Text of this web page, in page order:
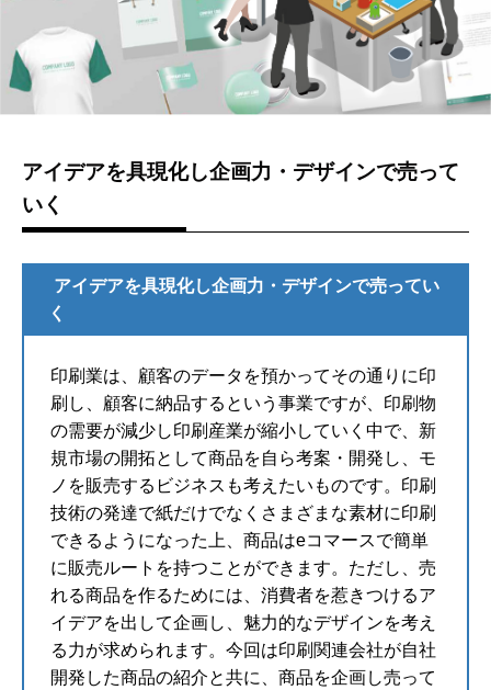
アイデアを具現化し企画力・デザインで売って
いく
アイデアを具現化し企画力・デザインで売ってい
く
印刷業は、顧客のデータを預かってその通りに印
刷し、顧客に納品するという事業ですが、印刷物
の需要が減少し印刷産業が縮小していく中で、新
規市場の開拓として商品を自ら考案・開発し、モ
ノを販売するビジネスも考えたいものです。印刷
技術の発達で紙だけでなくさまざまな素材に印刷
できるようになった上、商品はeコマースで簡単
に販売ルートを持つことができます。ただし、売
れる商品を作るためには、消費者を惹きつけるア
イデアを出して企画し、魅力的なデザインを考え
る力が求められます。今回は印刷関連会社が自社
開発した商品の紹介と共に、商品を企画し売って